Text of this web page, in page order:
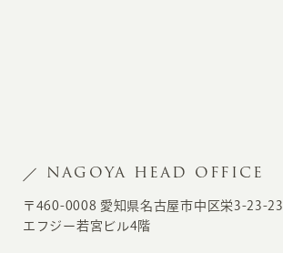
NAGOYA HEAD OFFICE
〒460-0008 愛知県名古屋市中区栄3-23-23
エフジー若宮ビル4階